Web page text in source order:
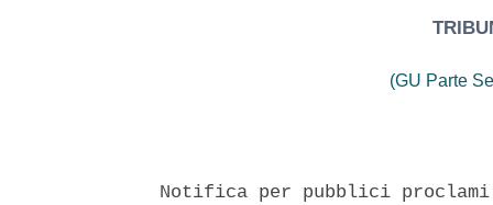
(GU Parte
Notifica per pubblici